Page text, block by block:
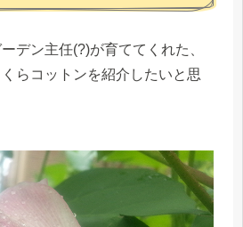
デン主任(?)が育ててくれた、
らコットンを紹介したいと思